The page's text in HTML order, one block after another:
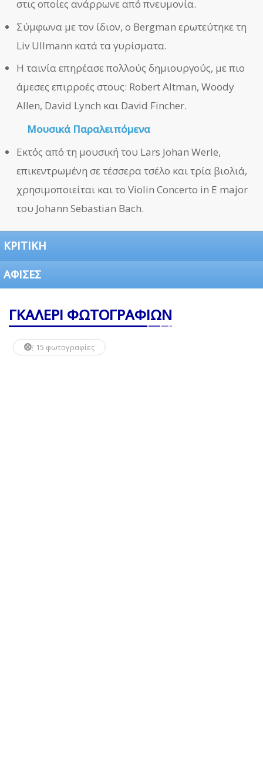
στις οποίες ανάρρωνε από πνευμονία.
Σύμφωνα με τον ίδιον, ο Bergman ερωτεύτηκε τη
Liv Ullmann κατά τα γυρίσματα.
Η ταινία επηρέασε πολλούς δημιουργούς, με πιο
άμεσες επιρροές στους: Robert Altman, Woody
Allen, David Lynch και David Fincher.
Μουσικά Παραλειπόμενα
Εκτός από τη μουσική του Lars Johan Werle,
επικεντρωμένη σε τέσσερα τσέλο και τρία βιολιά,
χρησιμοποιείται και το Violin Concerto in E major
του Johann Sebastian Bach.
ΚΡΙΤΙΚΗ
ΑΦΙΣΕΣ
ΓΚΑΛΕΡΙ ΦΩΤΟΓΡΑΦΙΩΝ
15 φωτογραφίες